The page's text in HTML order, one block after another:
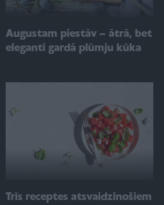
Augustam piestāv – ātrā, bet
eleganti gardā plūmju kūka
Trīs receptes atsvaidzinošiem